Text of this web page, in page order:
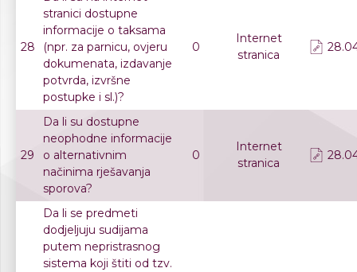
28
stranici dostupne
informacije o taksama
(npr. za parnicu, ovjeru
dokumenata, izdavanje
potvrda, izvršne
postupke i sl.)?
0
Internet
stranica
29
Da li su dostupne
neophodne informacije
o alternativnim
načinima rješavanja
sporova?
0
Internet
stranica
Da li se predmeti
dodjeljuju sudijama
putem nepristrasnog
sistema koji štiti od tzv.